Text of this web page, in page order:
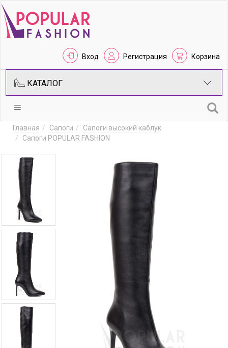
Вход Регистрация Корзина
КАТАЛОГ
Главная Сапоги
Сапоги высокий каблук
Сапоги POPULAR FASHION